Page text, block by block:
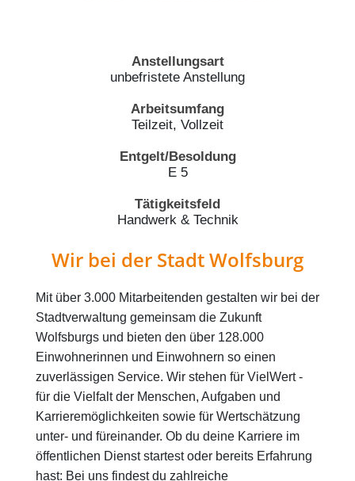
Anstellungsart
unbefristete Anstellung
Arbeitsumfang
Teilzeit, Vollzeit
Entgelt/Besoldung
E 5
Tätigkeitsfeld
Handwerk & Technik
Wir bei der Stadt Wolfsburg
Mit über 3.000 Mitarbeitenden gestalten wir bei der
Stadtverwaltung gemeinsam die Zukunft
Wolfsburgs und bieten den über 128.000
Einwohnerinnen und Einwohnern so einen
zuverlässigen Service. Wir stehen für VielWert -
für die Vielfalt der Menschen, Aufgaben und
Karrieremöglichkeiten sowie für Wertschätzung
unter- und füreinander. Ob du deine Karriere im
öffentlichen Dienst startest oder bereits Erfahrung
hast: Bei uns findest du zahlreiche